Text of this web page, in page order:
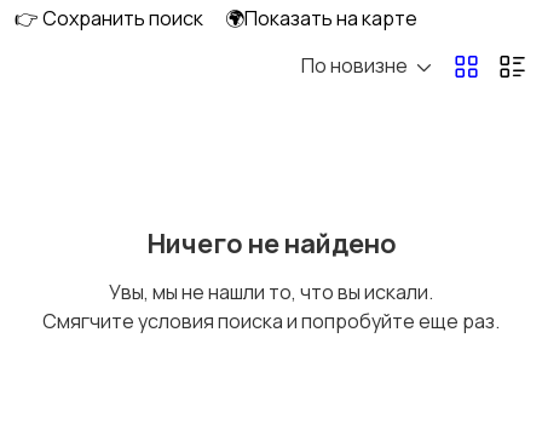
Материалы для
инструменты
👉 Сохранить поиск
🌍Показать на карте
По новизне
Ничего не найдено
Увы, мы не нашли то, что вы искали.
Смягчите условия поиска и попробуйте еще раз.